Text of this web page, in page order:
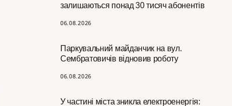
залишаються понад 30 тисяч абонентів
06.08.2026
Паркувальний майданчик на вул.
Сембратовичів відновив роботу
06.08.2026
У частині міста зникла електроенергія: